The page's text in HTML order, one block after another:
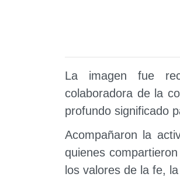
La imagen fue
colaboradora de la
profundo significado
Acompañaron la
quienes
los valores de la fe,